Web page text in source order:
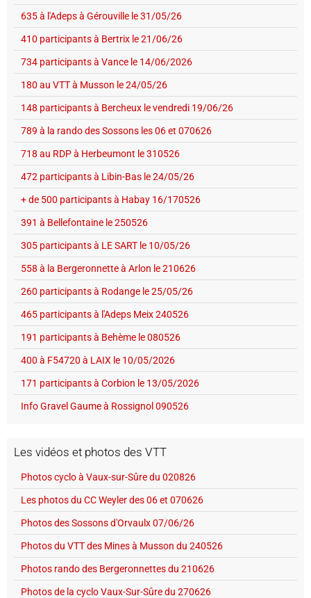
635 à l'Adeps à Gérouville le 31/05/26
410 participants à Bertrix le 21/06/26
734 participants à Vance le 14/06/2026
180 au VTT à Musson le 24/05/26
148 participants à Bercheux le vendredi 19/06/26
789 à la rando des Sossons les 06 et 070626
718 au RDP à Herbeumont le 310526
472 participants à Libin-Bas le 24/05/26
+ de 500 participants à Habay 16/170526
391 à Bellefontaine le 250526
305 participants à LE SART le 10/05/26
558 à la Bergeronnette à Arlon le 210626
260 participants à Rodange le 25/05/26
465 participants à l'Adeps Meix 240526
191 participants à Behème le 080526
400 à F54720 à LAIX le 10/05/2026
171 participants à Corbion le 13/05/2026
Info Gravel Gaume à Rossignol 090526
Les vidéos et photos des VTT
Photos cyclo à Vaux-sur-Sûre du 020826
Les photos du CC Weyler des 06 et 070626
Photos des Sossons d'Orvaulx 07/06/26
Photos du VTT des Mines à Musson du 240526
Photos rando des Bergeronnettes du 210626
Photos de la cyclo Vaux-Sur-Sûre du 270626